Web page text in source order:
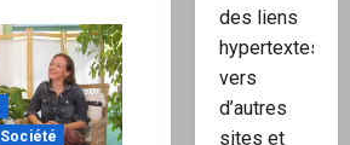
Société
des liens
hypertextes
vers
d’autres
sites et